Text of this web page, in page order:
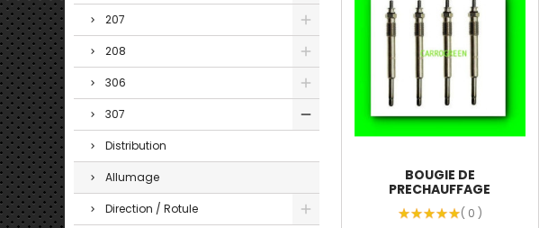
207
208
306
307
Distribution
Allumage
Direction / Rotule
BOUGIE DE
PRECHAUFFAGE
PEUGEOT 307 HDI :...
( 0 )